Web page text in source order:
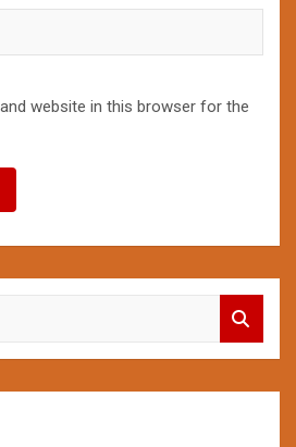
website in this browser for the